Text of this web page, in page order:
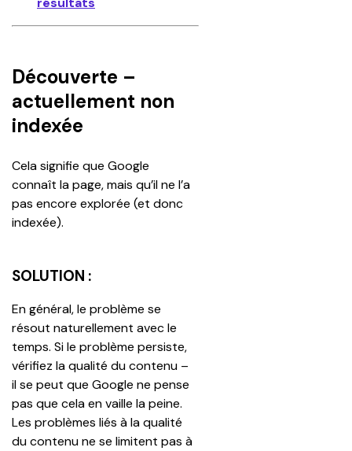
Découverte –
actuellement non
indexée
Cela signifie que Google
connaît la page, mais qu’il ne l’a
pas encore explorée (et donc
indexée).
SOLUTION :
En général, le problème se
résout naturellement avec le
temps. Si le problème persiste,
vérifiez la qualité du contenu –
il se peut que Google ne pense
pas que cela en vaille la peine.
Les problèmes liés à la qualité
du contenu ne se limitent pas à